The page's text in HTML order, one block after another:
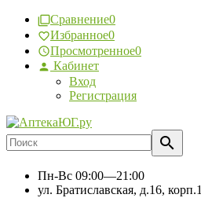
Сравнение0
Избранное0
Просмотренное0
Кабинет
Вход
Регистрация
Пн-Вс 09:00—21:00
ул. Братиславская, д.16, корп.1